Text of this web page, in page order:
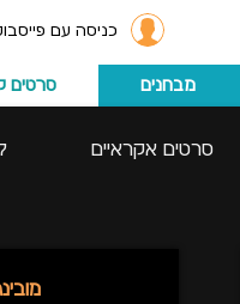
כניסה עם
מבחנים סרטים
סרטים אקראיים